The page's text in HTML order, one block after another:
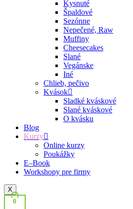
Kysnuté
Špaldové
Sezónne
Nepečené, Raw
Muffiny
Cheesecakes
Slané
Vegánske
Iné
Chlieb, pečivo
Kvások
Sladké kváskové
Slané kváskové
O kvásku
Blog
Kurzy
Online kurzy
Poukážky
E–Book
Workshopy pre firmy
X
0